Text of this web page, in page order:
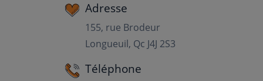
Adresse
155, rue Brodeur
Longueuil, Qc J4J 2S3
Téléphone